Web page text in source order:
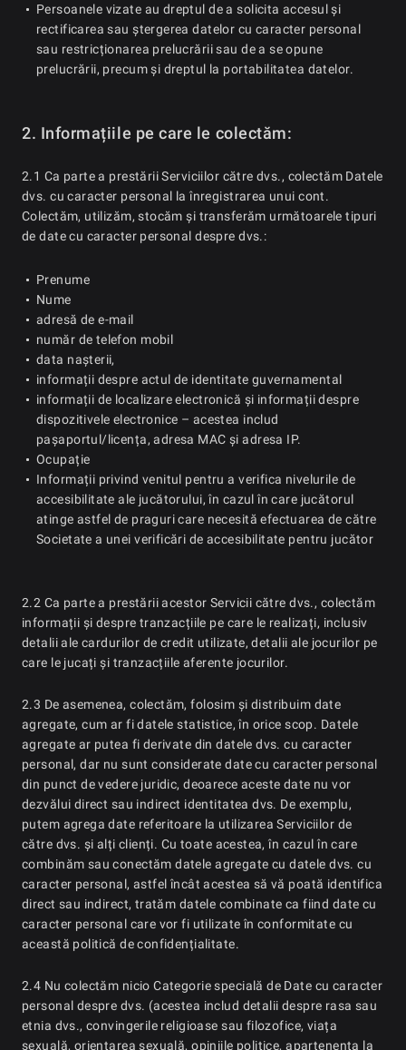
Persoanele vizate au dreptul de a solicita accesul și
rectificarea sau ștergerea datelor cu caracter personal
sau restricționarea prelucrării sau de a se opune
prelucrării, precum și dreptul la portabilitatea datelor.
2. Informațiile pe care le colectăm:
2.1 Ca parte a prestării Serviciilor către dvs., colectăm Datele
dvs. cu caracter personal la înregistrarea unui cont.
Colectăm, utilizăm, stocăm și transferăm următoarele tipuri
de date cu caracter personal despre dvs.:
Prenume
Nume
adresă de e-mail
număr de telefon mobil
data nașterii,
informații despre actul de identitate guvernamental
informații de localizare electronică și informații despre
dispozitivele electronice – acestea includ
pașaportul/licența, adresa MAC și adresa IP.
Ocupație
Informații privind venitul pentru a verifica nivelurile de
accesibilitate ale jucătorului, în cazul în care jucătorul
atinge astfel de praguri care necesită efectuarea de către
Societate a unei verificări de accesibilitate pentru jucător
2.2 Ca parte a prestării acestor Servicii către dvs., colectăm
informații și despre tranzacțiile pe care le realizați, inclusiv
detalii ale cardurilor de credit utilizate, detalii ale jocurilor pe
care le jucați și tranzacțiile aferente jocurilor.
2.3 De asemenea, colectăm, folosim și distribuim date
agregate, cum ar fi datele statistice, în orice scop. Datele
agregate ar putea fi derivate din datele dvs. cu caracter
personal, dar nu sunt considerate date cu caracter personal
din punct de vedere juridic, deoarece aceste date nu vor
dezvălui direct sau indirect identitatea dvs. De exemplu,
putem agrega date referitoare la utilizarea Serviciilor de
către dvs. și alți clienți. Cu toate acestea, în cazul în care
combinăm sau conectăm datele agregate cu datele dvs. cu
caracter personal, astfel încât acestea să vă poată identifica
direct sau indirect, tratăm datele combinate ca fiind date cu
caracter personal care vor fi utilizate în conformitate cu
această politică de confidențialitate.
2.4 Nu colectăm nicio Categorie specială de Date cu caracter
personal despre dvs. (acestea includ detalii despre rasa sau
etnia dvs., convingerile religioase sau filozofice, viața
sexuală, orientarea sexuală, opiniile politice, apartenența la